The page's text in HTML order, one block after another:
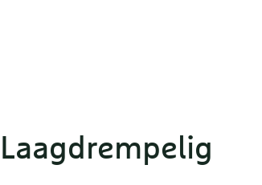
Laagdrempelig